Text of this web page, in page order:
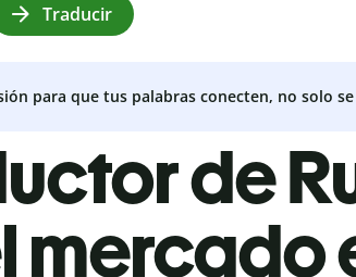
Traducir
para que tus palabras conecten, no solo
de
mercado